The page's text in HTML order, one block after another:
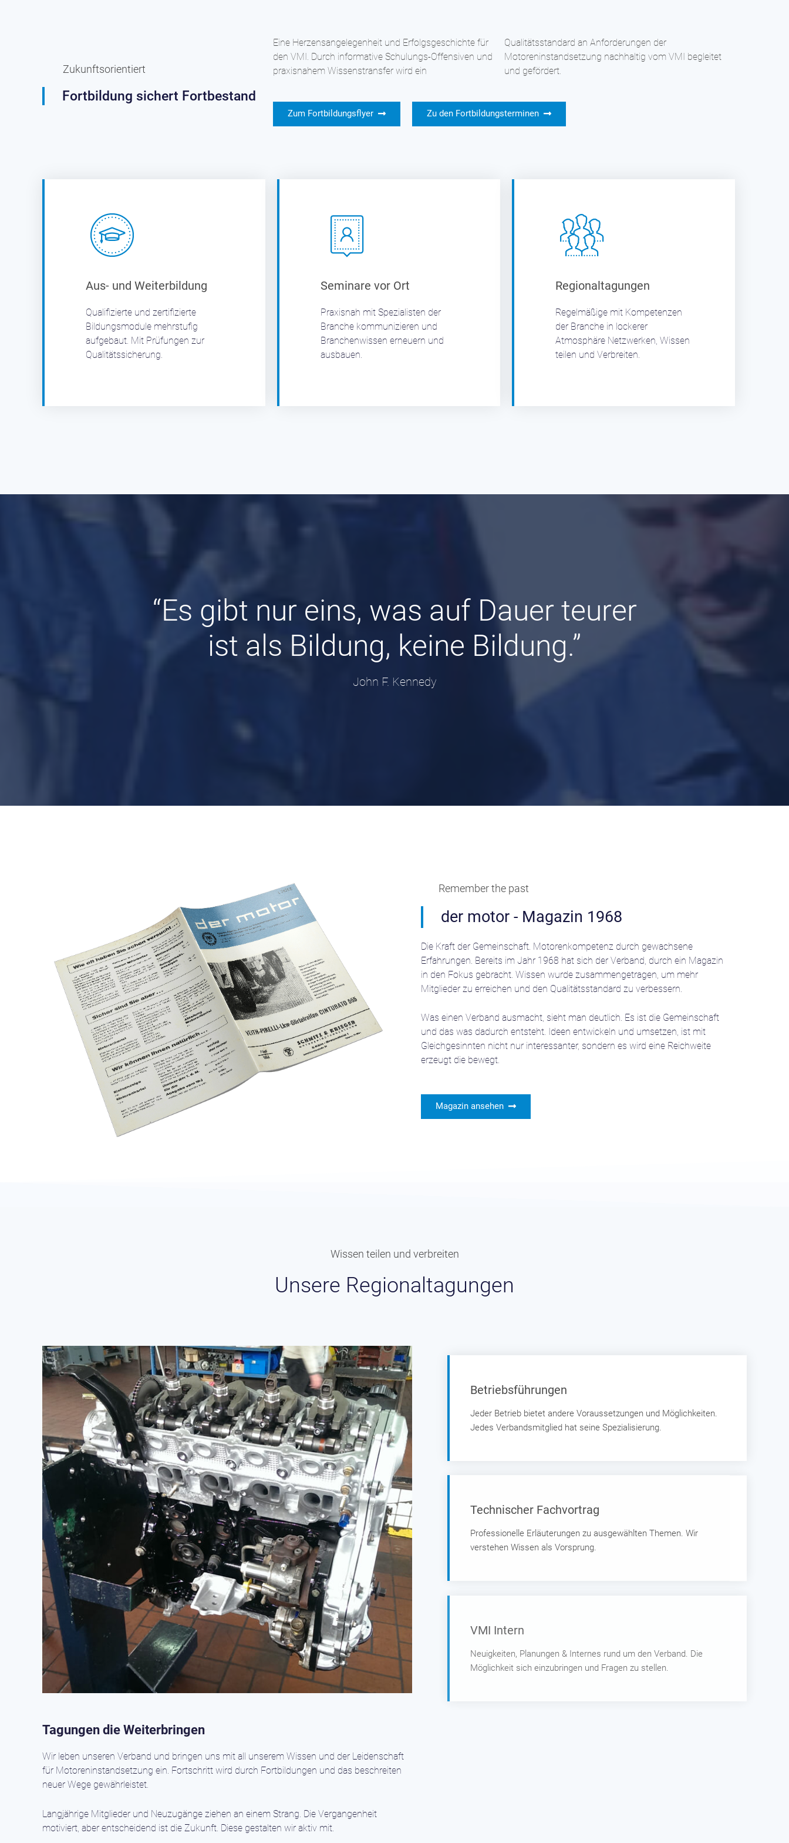
Zukunftsorientiert
Fortbildung sichert Fortbestand
Eine Herzensangelegenheit und Erfolgsgeschichte für
den VMI. Durch informative Schulungs-Offensiven und
praxisnahem Wissenstransfer wird ein
Qualitätsstandard an Anforderungen der
Motoreninstandsetzung nachhaltig vom VMI begleitet
und gefördert.
Zum Fortbildungsflyer Zu den Fortbildungsterminen
Aus- und Weiterbildung
Qualifizierte und zertifizierte
Bildungsmodule mehrstufig
aufgebaut. Mit Prüfungen zur
Qualitätssicherung.
Seminare vor Ort
Praxisnah mit Spezialisten der
Branche kommunizieren und
Branchenwissen erneuern und
ausbauen.
Regionaltagungen
Regelmäßige mit Kompetenzen
der Branche in lockerer
Atmosphäre Netzwerken, Wissen
teilen und Verbreiten.
“Es gibt nur eins, was auf Dauer teurer
ist als Bildung, keine Bildung.”
John F. Kennedy
Remember the past
der motor - Magazin 1968
Die Kraft der Gemeinschaft. Motorenkompetenz durch gewachsene
Erfahrungen. Bereits im Jahr 1968 hat sich der Verband, durch ein Magazin
in den Fokus gebracht. Wissen wurde zusammengetragen, um mehr
Mitglieder zu erreichen und den Qualitätsstandard zu verbessern.
Was einen Verband ausmacht, sieht man deutlich. Es ist die Gemeinschaft
und das was dadurch entsteht. Ideen entwickeln und umsetzen, ist mit
Gleichgesinnten nicht nur interessanter, sondern es wird eine Reichweite
erzeugt die bewegt.
Magazin ansehen
Wissen teilen und verbreiten
Unsere Regionaltagungen
Tagungen die Weiterbringen
Wir leben unseren Verband und bringen uns mit all unserem Wissen und der Leidenschaft
für Motoreninstandsetzung ein. Fortschritt wird durch Fortbildungen und das beschreiten
neuer Wege gewährleistet.
Langjährige Mitglieder und Neuzugänge ziehen an einem Strang. Die Vergangenheit
motiviert, aber entscheidend ist die Zukunft. Diese gestalten wir aktiv mit.
Betriebsführungen
Jeder Betrieb bietet andere Voraussetzungen und Möglichkeiten.
Jedes Verbandsmitglied hat seine Spezialisierung.
Technischer Fachvortrag
Professionelle Erläuterungen zu ausgewählten Themen. Wir
verstehen Wissen als Vorsprung.
VMI Intern
Neuigkeiten, Planungen & Internes rund um den Verband. Die
Möglichkeit sich einzubringen und Fragen zu stellen.